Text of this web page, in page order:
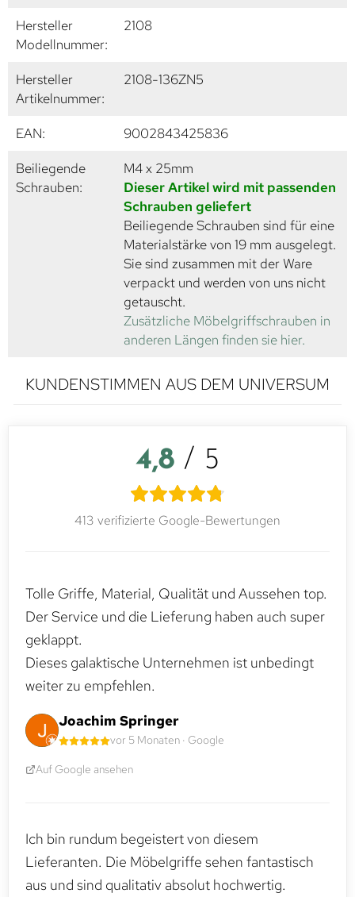
Hersteller
Modellnummer:
2108
Hersteller
Artikelnummer:
2108-136ZN5
EAN:
9002843425836
Beiliegende
Schrauben:
M4 x 25mm
Dieser Artikel wird mit passenden
Schrauben geliefert
Beiliegende Schrauben sind für eine
Materialstärke von 19 mm ausgelegt.
Sie sind zusammen mit der Ware
verpackt und werden von uns nicht
getauscht.
Zusätzliche Möbelgriffschrauben in
anderen Längen finden sie hier.
KUNDENSTIMMEN AUS DEM UNIVERSUM
4,8 / 5
413 verifizierte Google-Bewertungen
Tolle Griffe, Material, Qualität und Aussehen top.
Der Service und die Lieferung haben auch super
geklappt.
Dieses galaktische Unternehmen ist unbedingt
weiter zu empfehlen.
Joachim Springer
vor 5 Monaten · Google
Auf Google ansehen
Ich bin rundum begeistert von diesem
Lieferanten. Die Möbelgriffe sehen fantastisch
aus und sind qualitativ absolut hochwertig.